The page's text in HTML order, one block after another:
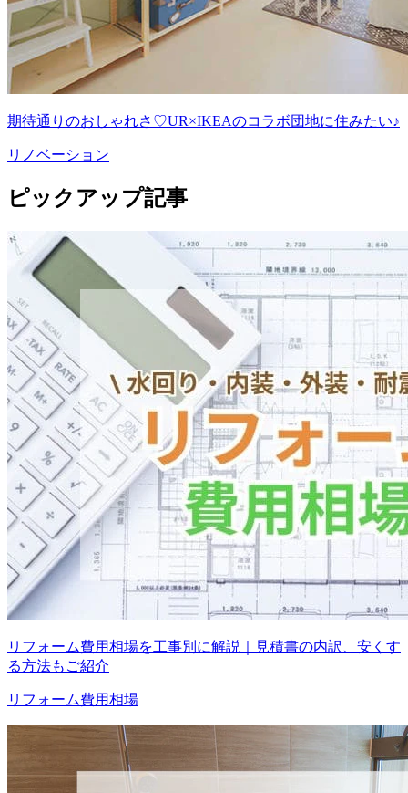
期待通りのおしゃれさ♡UR×IKEAのコラボ団地に住みたい♪
リノベーション
ピックアップ記事
リフォーム費用相場を工事別に解説｜見積書の内訳、安くす
る方法もご紹介
リフォーム費用相場